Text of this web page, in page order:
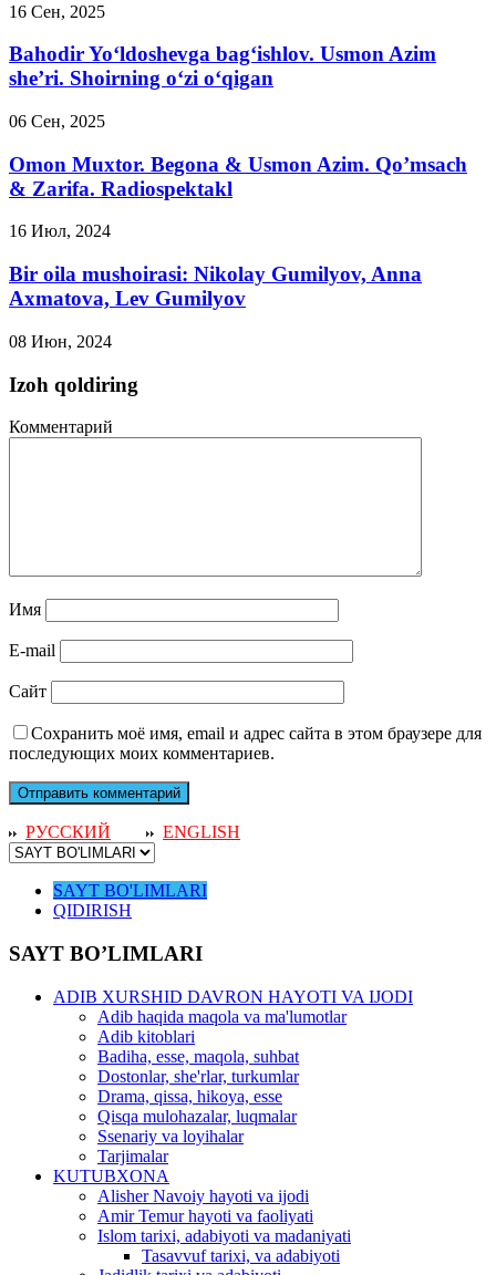
16 Сен, 2025
Bahodir Yo‘ldoshevga bag‘ishlov. Usmon Azim
she’ri. Shoirning o‘zi o‘qigan
06 Сен, 2025
Omon Muxtor. Begona & Usmon Azim. Qo’msach
& Zarifa. Radiospektakl
16 Июл, 2024
Bir oila mushoirasi: Nikolay Gumilyov, Anna
Axmatova, Lev Gumilyov
08 Июн, 2024
Izoh qoldiring
Комментарий
Имя
E-mail
Сайт
Сохранить моё имя, email и адрес сайта в этом браузере для
последующих моих комментариев.
РУССКИЙ ENGLISH
SAYT BO'LIMLARI
QIDIRISH
SAYT BO’LIMLARI
ADIB XURSHID DAVRON HAYOTI VA IJODI
Adib haqida maqola va ma'lumotlar
Adib kitoblari
Badiha, esse, maqola, suhbat
Dostonlar, she'rlar, turkumlar
Drama, qissa, hikoya, esse
Qisqa mulohazalar, luqmalar
Ssenariy va loyihalar
Tarjimalar
KUTUBXONA
Alisher Navoiy hayoti va ijodi
Amir Temur hayoti va faoliyati
Islom tarixi, adabiyoti va madaniyati
Tasavvuf tarixi, va adabiyoti